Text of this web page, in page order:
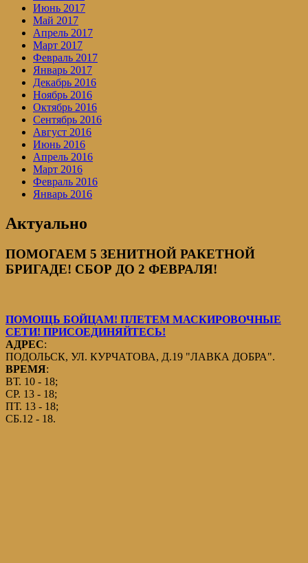
Июнь 2017
Май 2017
Апрель 2017
Март 2017
Февраль 2017
Январь 2017
Декабрь 2016
Ноябрь 2016
Октябрь 2016
Сентябрь 2016
Август 2016
Июнь 2016
Апрель 2016
Март 2016
Февраль 2016
Январь 2016
Актуально
ПОМОГАЕМ 5 ЗЕНИТНОЙ РАКЕТНОЙ
БРИГАДЕ! СБОР ДО 2 ФЕВРАЛЯ!
ПОМОЩЬ БОЙЦАМ! ПЛЕТЕМ МАСКИРОВОЧНЫЕ
СЕТИ! ПРИСОЕДИНЯЙТЕСЬ!
АДРЕС:
ПОДОЛЬСК, УЛ. КУРЧАТОВА, Д.19 "ЛАВКА ДОБРА".
ВРЕМЯ:
ВТ. 10 - 18;
СР. 13 - 18;
ПТ. 13 - 18;
СБ.12 - 18.